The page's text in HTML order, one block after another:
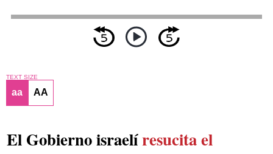
TEXT SIZE
aa AA
El Gobierno israelíresucita el